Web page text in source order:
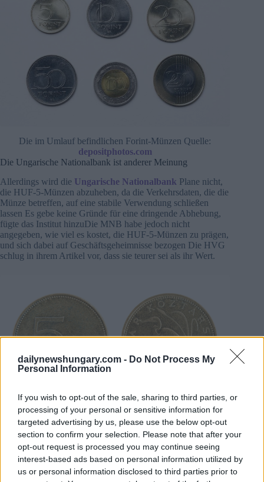
dailynewshungary.com - Do Not Process My
Personal Information
If you wish to opt-out of the sale, sharing to third parties, or
processing of your personal or sensitive information for
targeted advertising by us, please use the below opt-out
section to confirm your selection. Please note that after your
opt-out request is processed you may continue seeing
interest-based ads based on personal information utilized by
us or personal information disclosed to third parties prior to
Die im Umlauf befindlichen Forint-Münzen Quelle:
depositphotos.com
Die Ungarische Nationalbank ist anderer Meinung
Allerdings wird die Ungarische Nationalbank Plane nicht,
die HUF-5-Münzen abzuheben, da die Verkehrsdaten, die die
Münze betreffen, auf eine stabile Verwendung schließen
lassen Es gebe keine Gründe für eine dringende Abhebung,
fügte das Institut hinzuDie MNB habe jedoch nicht
angegeben, wie viel es kostet, die HUF-5-Münzen zu prägen,
und sich dabei auf Geschäftsgeheimnisse bezogen Die HVG
schlug in ihrem Artikel vor, dass sie teurer sei als ihr Wert.
Foto:despositphotos.com
Laut MNB wäre es teuer, die Münze von den Märkten zu
nehmen, Basierend auf den Daten vom 31. Dezember sind
863 Millionen Münzen im Umlauf, mit einem Gewicht von
3.625 Tonnen. Der Transport und die Lagerung würden
wahrscheinlich unglaubliche Kosten verursachen Die MNB